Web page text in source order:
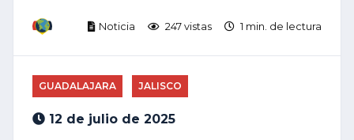
Noticia 247 vistas 1 min. de lectura
GUADALAJARA JALISCO
12 de julio de 2025